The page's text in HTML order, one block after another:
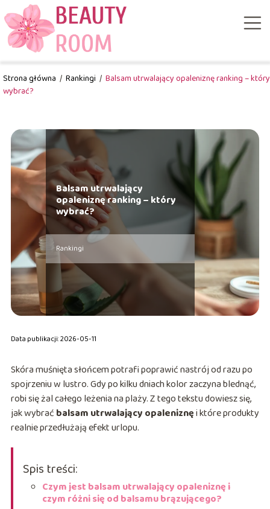
Strona główna / Rankingi / Balsam utrwalający opaleniznę ranking – który
wybrać?
Balsam utrwalający
opaleniznę ranking – który
wybrać?
Rankingi
Data publikacji: 2026-05-11
Skóra muśnięta słońcem potrafi poprawić nastrój od razu po
spojrzeniu w lustro. Gdy po kilku dniach kolor zaczyna blednąć,
robi się żal całego leżenia na plaży. Z tego tekstu dowiesz się,
jak wybrać balsam utrwalający opaleniznęi które produkty
realnie przedłużają efekt urlopu.
Spis treści:
Czym jest balsam utrwalający opaleniznę i
czym różni się od balsamu brązującego?